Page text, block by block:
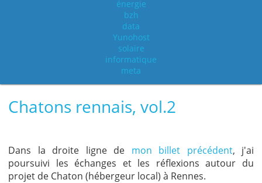
énergie
bzh
data
Yunohost
solaire
informatique
meta
Chatons rennais, vol.2
Dans la droite ligne de mon billet précédent, j'ai
poursuivi les échanges et les réflexions autour du
projet de Chaton (hébergeur local) à Rennes.